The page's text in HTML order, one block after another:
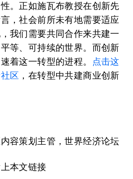
。正如施瓦布教授在创新先
，社会前所未有地需要适应
我们需要共同合作来共建一
等、可持续的世界。而创新
着这一转型的进程。
点击这
区 ，在转型中共建商业创新
容策划主管，世界经济论坛
本文链接